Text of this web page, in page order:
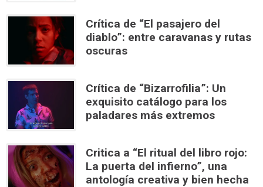
Crítica de “El pasajero del
diablo”: entre caravanas y rutas
oscuras
Crítica de “Bizarrofilia”: Un
exquisito catálogo para los
paladares más extremos
Critica a “El ritual del libro rojo:
La puerta del infierno”, una
antología creativa y bien hecha